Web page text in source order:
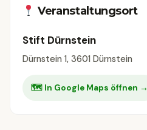
Veranstaltungsort
Stift Dürnstein
Dürnstein 1, 3601 Dürnstein
🗺 In Google Maps öffnen →